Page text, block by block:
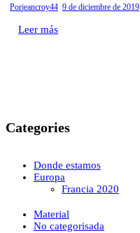
Porjeancroy44 9 de diciembre de 2019
Leer más
Categories
Donde estamos
Europa
Francia 2020
Material
No categorisada